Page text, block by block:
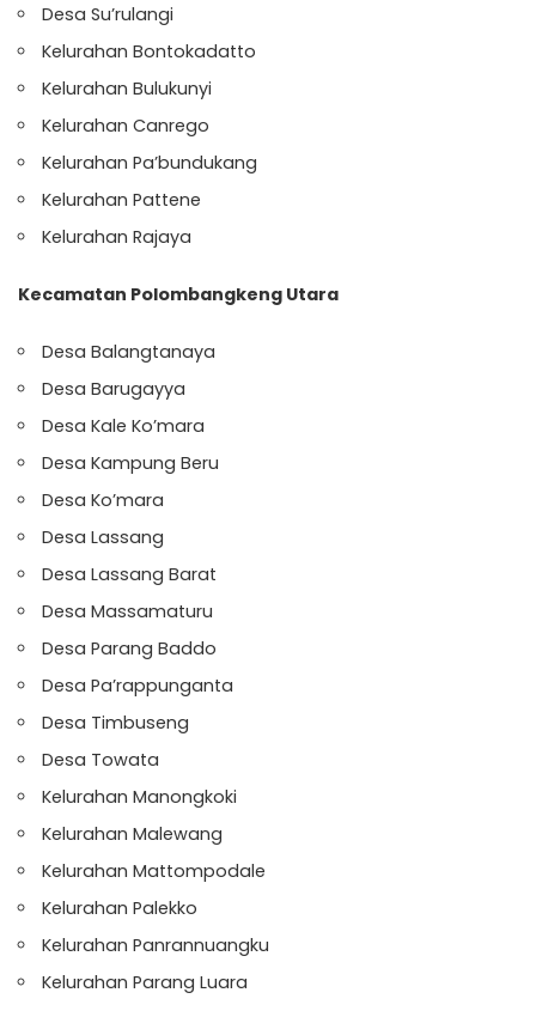
Desa Su’rulangi
Kelurahan Bontokadatto
Kelurahan Bulukunyi
Kelurahan Canrego
Kelurahan Pa’bundukang
Kelurahan Pattene
Kelurahan Rajaya
Kecamatan Polombangkeng Utara
Desa Balangtanaya
Desa Barugayya
Desa Kale Ko’mara
Desa Kampung Beru
Desa Ko’mara
Desa Lassang
Desa Lassang Barat
Desa Massamaturu
Desa Parang Baddo
Desa Pa’rappunganta
Desa Timbuseng
Desa Towata
Kelurahan Manongkoki
Kelurahan Malewang
Kelurahan Mattompodale
Kelurahan Palekko
Kelurahan Panrannuangku
Kelurahan Parang Luara